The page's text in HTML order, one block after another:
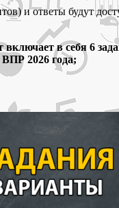
и ответы будут
в себя 6
2026 года;